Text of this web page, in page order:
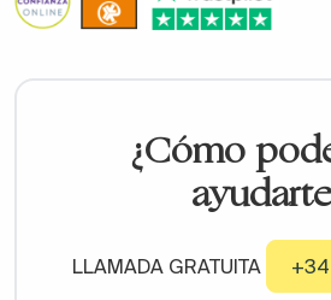
¿Cómo
LLAMADA GRATUITA +34